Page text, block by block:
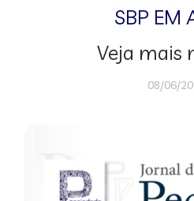
SBP EM
Veja mais
08/06/